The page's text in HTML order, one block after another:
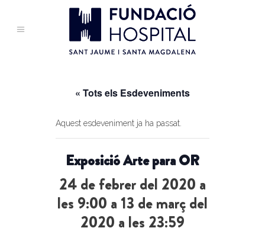
« Tots els Esdeveniments
Aquest esdeveniment ja ha passat.
Exposició Arte para OR
24 de febrer del 2020 a
les 9:00 a 13 de març del
2020 a les 23:59